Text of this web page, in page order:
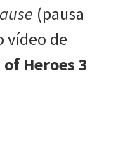
(pausa
vídeo de
Heroes 3